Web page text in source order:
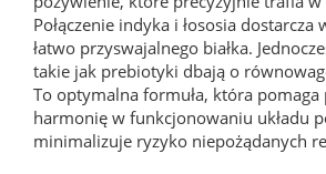
Połączenie indyka i łososia dostarcza
łatwo przyswajalnego białka.
takie jak prebiotyki dbają o
To optymalna formuła, która
harmonię w funkcjonowaniu układu
minimalizuje ryzyko niepożądanych